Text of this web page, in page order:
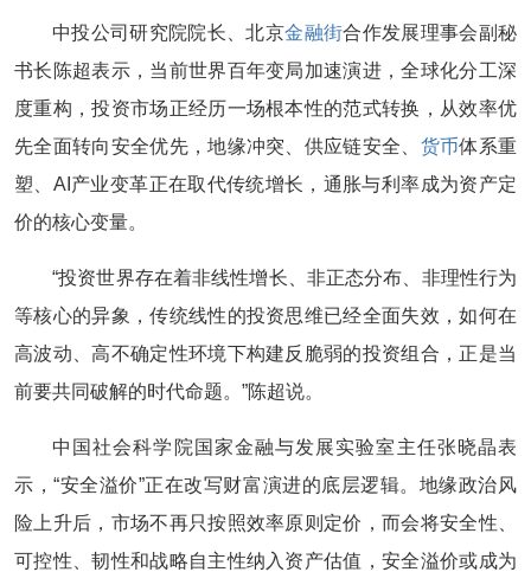
中投公司研究院院长、北京金融街合作发展理事会副秘
书长陈超表示，当前世界百年变局加速演进，全球化分工深
度重构，投资市场正经历一场根本性的范式转换，从效率优
先全面转向安全优先，地缘冲突、供应链安全、 货币体系重
塑、AI产业变革正在取代传统增长，通胀与利率成为资产定
价的核心变量。
“投资世界存在着非线性增长、非正态分布、非理性行为
等核心的异象，传统线性的投资思维已经全面失效，如何在
高波动、高不确定性环境下构建反脆弱的投资组合，正是当
前要共同破解的时代命题。”陈超说。
中国社会科学院国家金融与发展实验室主任张晓晶表
示，“安全溢价”正在改写财富演进的底层逻辑。地缘政治风
险上升后，市场不再只按照效率原则定价，而会将安全性、
可控性、韧性和战略自主性纳入资产估值，安全溢价或成为